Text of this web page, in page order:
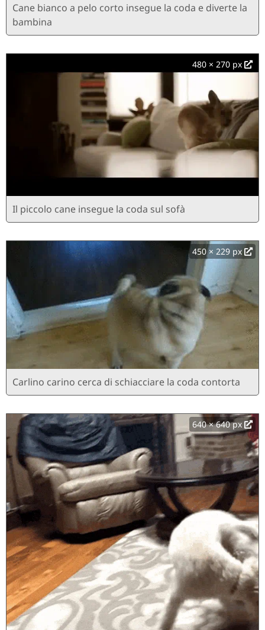
Cane bianco a pelo corto insegue la coda e diverte la
bambina
480 × 270 px
Il piccolo cane insegue la coda sul sofà
450 × 229 px
Carlino carino cerca di schiacciare la coda contorta
640 × 640 px